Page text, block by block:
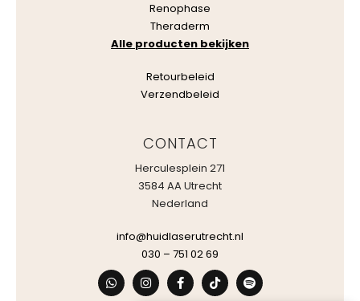
Renophase
Theraderm
Alle producten bekijken
Retourbeleid
Verzendbeleid
CONTACT
Herculesplein 271
3584 AA Utrecht
Nederland
info@huidlaserutrecht.nl
030 – 751 02 69